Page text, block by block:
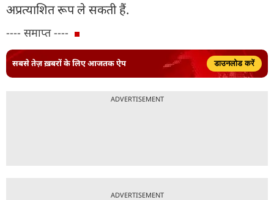
अप्रत्याशित रूप ले सकती हैं.
---- समाप्त ----
सबसे तेज़ ख़बरों के लिए आजतक ऐप डाउनलोड करें
ADVERTISEMENT
ADVERTISEMENT